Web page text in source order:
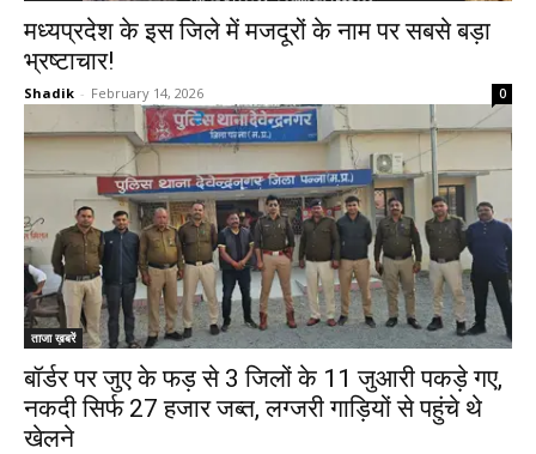
मध्यप्रदेश के इस जिले में मजदूरों के नाम पर सबसे बड़ा
भ्रष्टाचार!
Shadik - February 14, 2026 0
ताजा ख़बरें
बॉर्डर पर जुए के फड़ से 3 जिलों के 11 जुआरी पकड़े गए,
नकदी सिर्फ 27 हजार जब्त, लग्जरी गाड़ियों से पहुंचे थे
खेलने